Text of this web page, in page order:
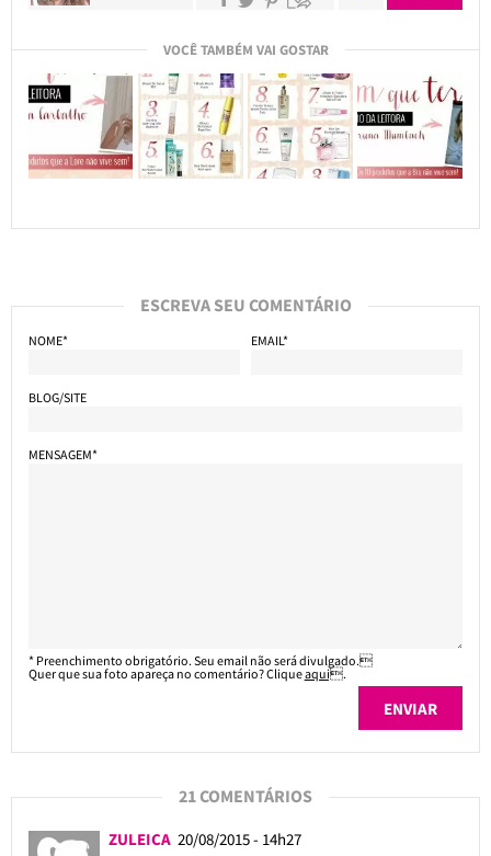
VOCÊ TAMBÉM VAI GOSTAR
ESCREVA SEU COMENTÁRIO
NOME* EMAIL*
BLOG/SITE
MENSAGEM*
* Preenchimento obrigatório. Seu email não será divulgado.
Quer que sua foto apareça no comentário? Cliqueaqui.
21 COMENTÁRIOS
ZULEICA 20/08/2015 - 14h27